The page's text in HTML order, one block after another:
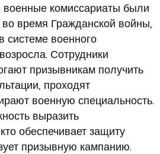
комиссариаты были
во время Гражданской войны,
системе военного
Сотрудники
призывникам получить
проходят
военную специальность.
выразить
обеспечивает защиту
призывную кампанию.